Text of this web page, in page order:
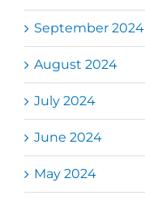
September 2024
August 2024
July 2024
June 2024
May 2024